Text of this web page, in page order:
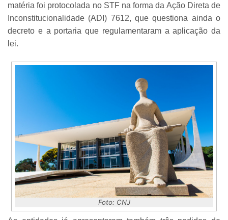
matéria foi protocolada no STF na forma da Ação Direta de
Inconstitucionalidade (ADI) 7612, que questiona ainda o
decreto e a portaria que regulamentaram a aplicação da
lei.
Foto: CNJ